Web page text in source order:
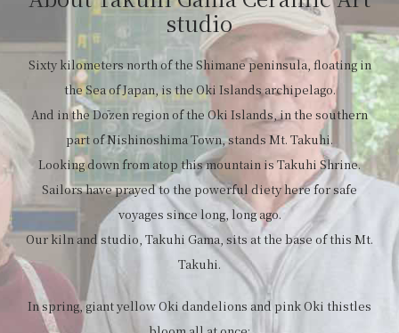
studio
Sixty kilometers north of the Shimane peninsula, floating in
the Sea of Japan, is the Oki Islands archipelago.
And in the Dōzen region of the Oki Islands, in the southern
part of Nishinoshima Town, stands Mt. Takuhi.
Looking down from atop this mountain is Takuhi Shrine.
Sailors have prayed to the powerful diety here for safe
voyages since long, long ago.
Our kiln and studio, Takuhi Gama, sits at the base of this Mt.
Takuhi.
In spring, giant yellow Oki dandelions and pink Oki thistles